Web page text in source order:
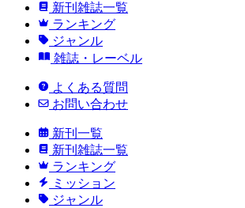
新刊雑誌一覧
ランキング
ジャンル
雑誌・レーベル
よくある質問
お問い合わせ
新刊一覧
新刊雑誌一覧
ランキング
ミッション
ジャンル